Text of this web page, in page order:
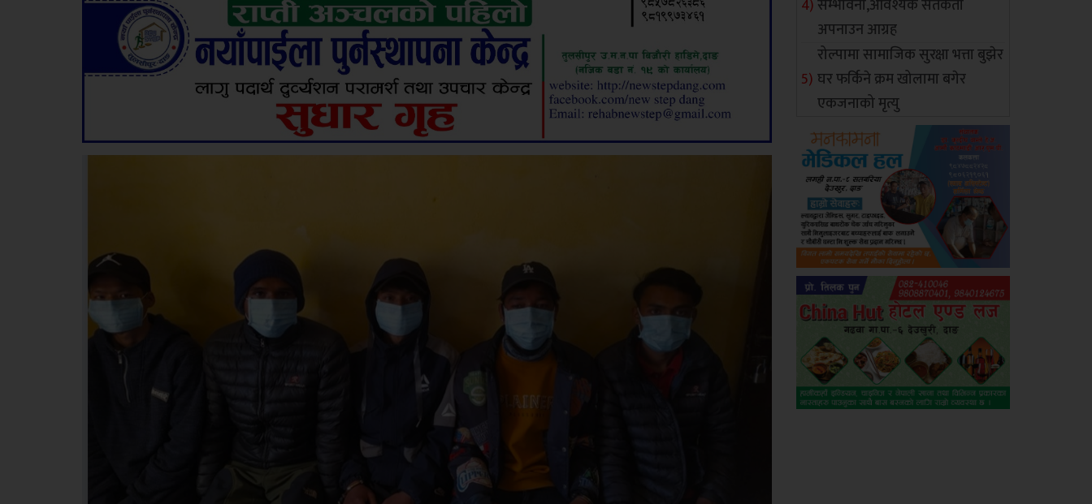
सम्भावना,आवश्यक सतर्कता
अपनाउन आग्रह
रोल्पामा सामाजिक सुरक्षा भत्ता बुझेर
घर फर्किने क्रम खोलामा बगेर
एकजनाको मृत्यु